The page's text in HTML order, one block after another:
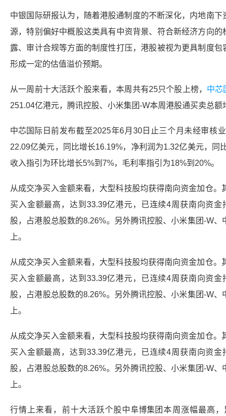
中银国际研报认为，随着港股通制度的不断深化，内地南下
源，特别偏好中概股这类具有中资背景、符合新经济方向的
露、审计合规等方面的制度性打压，港股被视为更具制度
形成一定的估值溢价预期。
从一周前十大活跃个股来看，本周共有25只个股上榜， 中芯
251.04亿港元， 腾讯控股、小米集团-W本周 港股通买卖总额
中芯国际 日前发布截至2025年6月30日止三个月未经审核
22.09亿美元，同比增长16.19%，净利润为1.32亿美元，同
收入指引为环比增长5%到7%，毛利率指引为18%到20%。
从成交净买入金额来看，大型科技股均获得南向资金加仓。
买入金额最高，达到33.39亿港元，已连续4周获南向资
股，占港股总股数的8.26%。另外腾讯控股、小米集团-W、
上。
从成交净买入金额来看，大型科技股均获得南向资金加仓。
买入金额最高，达到33.39亿港元，已连续4周获南向资
股，占港股总股数的8.26%。另外腾讯控股、小米集团-W、
上。
从成交净买入金额来看，大型科技股均获得南向资金加仓。
买入金额最高，达到33.39亿港元，已连续4周获南向资
股，占港股总股数的8.26%。另外腾讯控股、小米集团-W、
上。
行情上来看，前十大活跃个股中阜博集团 本周涨幅最高